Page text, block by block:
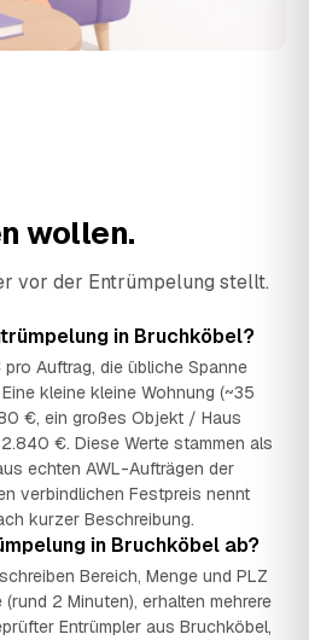
wollen.
vor der Entrümpelung stellt.
in Bruchköbel?
Auftrag, die übliche Spanne
kleine kleine Wohnung (~35
€, ein großes Objekt / Haus
2.840 €. Diese Werte stammen als
echten AWL-Aufträgen der
verbindlichen Festpreis nennt
kurzer Beschreibung.
in Bruchköbel ab?
Bereich, Menge und PLZ
2 Minuten), erhalten mehrere
Entrümpler aus Bruchköbel,